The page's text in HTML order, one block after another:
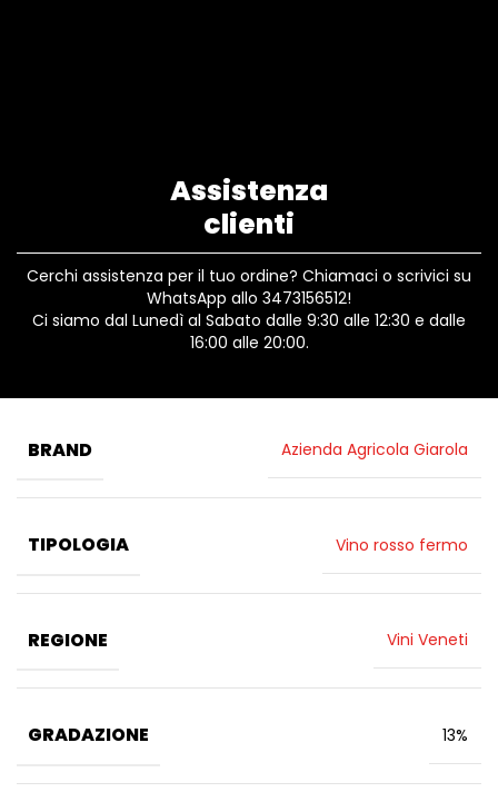
Assistenza
clienti
Cerchi assistenza per il tuo ordine? Chiamaci o scrivici su
WhatsApp allo 3473156512!
Ci siamo dal Lunedì al Sabato dalle 9:30 alle 12:30 e dalle
16:00 alle 20:00.
BRAND Azienda Agricola Giarola
TIPOLOGIA Vino rosso fermo
REGIONE Vini Veneti
GRADAZIONE 13%